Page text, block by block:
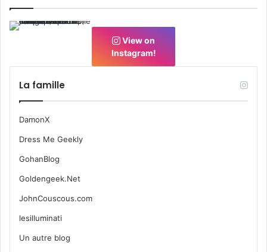
View on
Instagram!
La famille
DamonX
Dress Me Geekly
GohanBlog
Goldengeek.Net
JohnCouscous.com
lesilluminati
Un autre blog